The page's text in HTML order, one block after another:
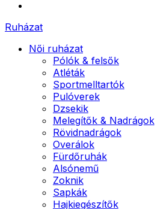
Ruházat
Női ruházat
Pólók & felsők
Atléták
Sportmelltartók
Pulóverek
Dzsekik
Melegítők & Nadrágok
Rövidnadrágok
Overálok
Fürdőruhák
Alsónemű
Zoknik
Sapkák
Hajkiegészítők